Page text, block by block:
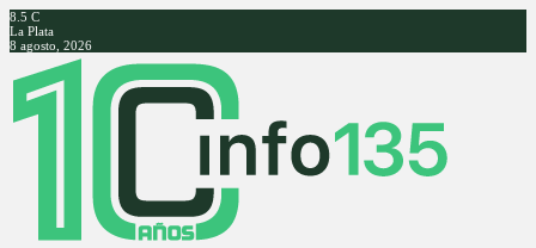
8.5 C
La Plata
8 agosto, 2026
Facebook
Twitter
Instagram
Youtube